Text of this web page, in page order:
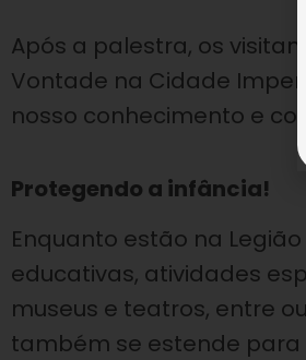
Após a palestra, os
Vontade na Cidade
nosso conhecimento e
Protegendo a infância!
Enquanto estão na
educativas, atividades
museus e teatros, entre
também se estende para